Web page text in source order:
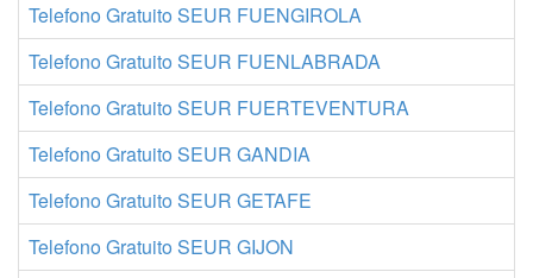
Telefono Gratuito SEUR FUENGIROLA
Telefono Gratuito SEUR FUENLABRADA
Telefono Gratuito SEUR FUERTEVENTURA
Telefono Gratuito SEUR GANDIA
Telefono Gratuito SEUR GETAFE
Telefono Gratuito SEUR GIJON